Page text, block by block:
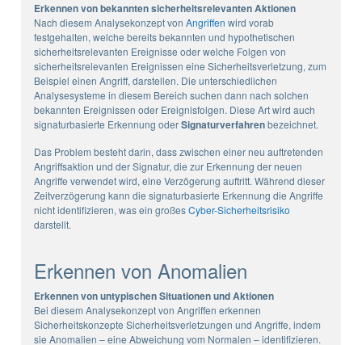
Erkennen von bekannten sicherheitsrelevanten Aktionen
Nach diesem Analysekonzept von Angriffen wird vorab
festgehalten, welche bereits bekannten und hypothetischen
sicherheitsrelevanten Ereignisse oder welche Folgen von
sicherheitsrelevanten Ereignissen eine Sicherheitsverletzung, zum
Beispiel einen Angriff, darstellen. Die unterschiedlichen
Analysesysteme in diesem Bereich suchen dann nach solchen
bekannten Ereignissen oder Ereignisfolgen. Diese Art wird auch
signaturbasierte Erkennung oderSignaturverfahrenbezeichnet.
Das Problem besteht darin, dass zwischen einer neu auftretenden
Angriffsaktion und der Signatur, die zur Erkennung der neuen
Angriffe verwendet wird, eine Verzögerung auftritt. Während dieser
Zeitverzögerung kann die signaturbasierte Erkennung die Angriffe
nicht identifizieren, was ein großesCyber-Sicherheitsrisiko
darstellt.
Erkennen von Anomalien
Erkennen von untypischen Situationen und Aktionen
Bei diesem Analysekonzept von Angriffen erkennen
Sicherheitskonzepte Sicherheitsverletzungen und Angriffe, indem
sie Anomalien – eine Abweichung vom Normalen – identifizieren.